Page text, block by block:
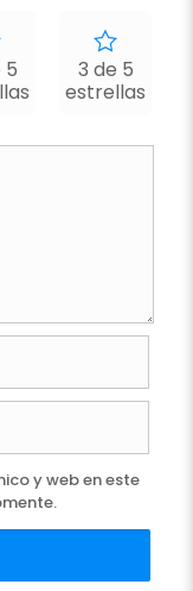
5
3 de 5
estrellas
y web en este